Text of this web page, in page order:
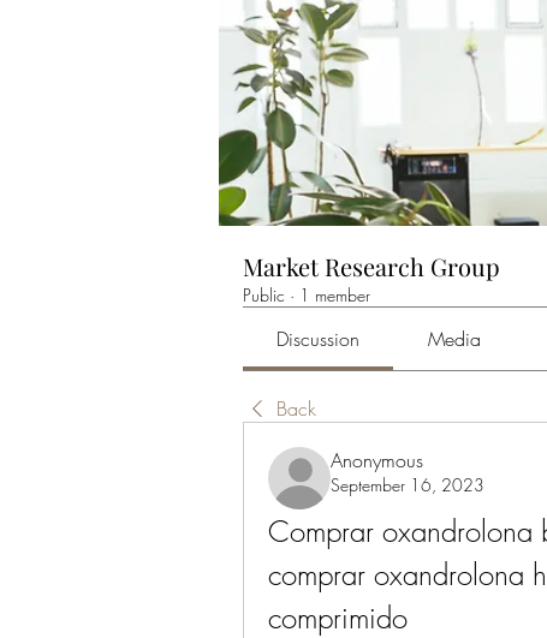
Market Research Group
Public · 1 member
Discussion Media
Back
Anonymous
September 16, 2023
Comprar oxandrolona
comprar oxandrolona
comprimido